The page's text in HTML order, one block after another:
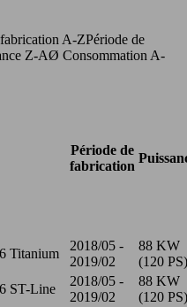
A-ZPériode de
Z-AØ Consommation A-
Période de
fabrication
Titanium
2018/05 -
2019/02
88 KW
(120 PS)
ST-Line
2018/05 -
2019/02
88 KW
(120 PS)